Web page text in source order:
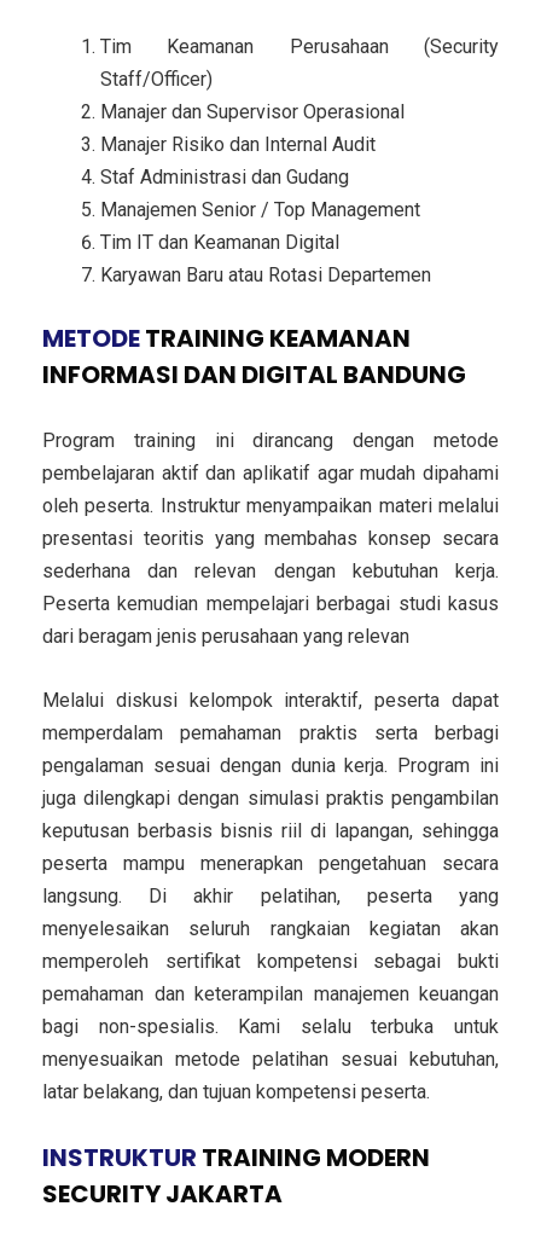
Tim Keamanan Perusahaan (Security
Staff/Officer)
Manajer dan Supervisor Operasional
Manajer Risiko dan Internal Audit
Staf Administrasi dan Gudang
Manajemen Senior / Top Management
Tim IT dan Keamanan Digital
Karyawan Baru atau Rotasi Departemen
METODETRAINING KEAMANAN
INFORMASI DAN DIGITAL BANDUNG
Program training ini dirancang dengan metode
pembelajaran aktif dan aplikatif agar mudah dipahami
oleh peserta. Instruktur menyampaikan materi melalui
presentasi teoritis yang membahas konsep secara
sederhana dan relevan dengan kebutuhan kerja.
Peserta kemudian mempelajari berbagai studi kasus
dari beragam jenis perusahaan yang relevan
Melalui diskusi kelompok interaktif, peserta dapat
memperdalam pemahaman praktis serta berbagi
pengalaman sesuai dengan dunia kerja. Program ini
juga dilengkapi dengan simulasi praktis pengambilan
keputusan berbasis bisnis riil di lapangan, sehingga
peserta mampu menerapkan pengetahuan secara
langsung. Di akhir pelatihan, peserta yang
menyelesaikan seluruh rangkaian kegiatan akan
memperoleh sertifikat kompetensi sebagai bukti
pemahaman dan keterampilan manajemen keuangan
bagi non-spesialis. Kami selalu terbuka untuk
menyesuaikan metode pelatihan sesuai kebutuhan,
latar belakang, dan tujuan kompetensi peserta.
INSTRUKTUR TRAINING MODERN
SECURITY JAKARTA